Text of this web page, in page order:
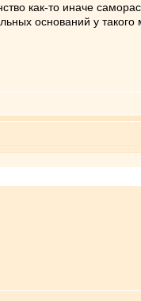
как-то иначе
оснований у такого